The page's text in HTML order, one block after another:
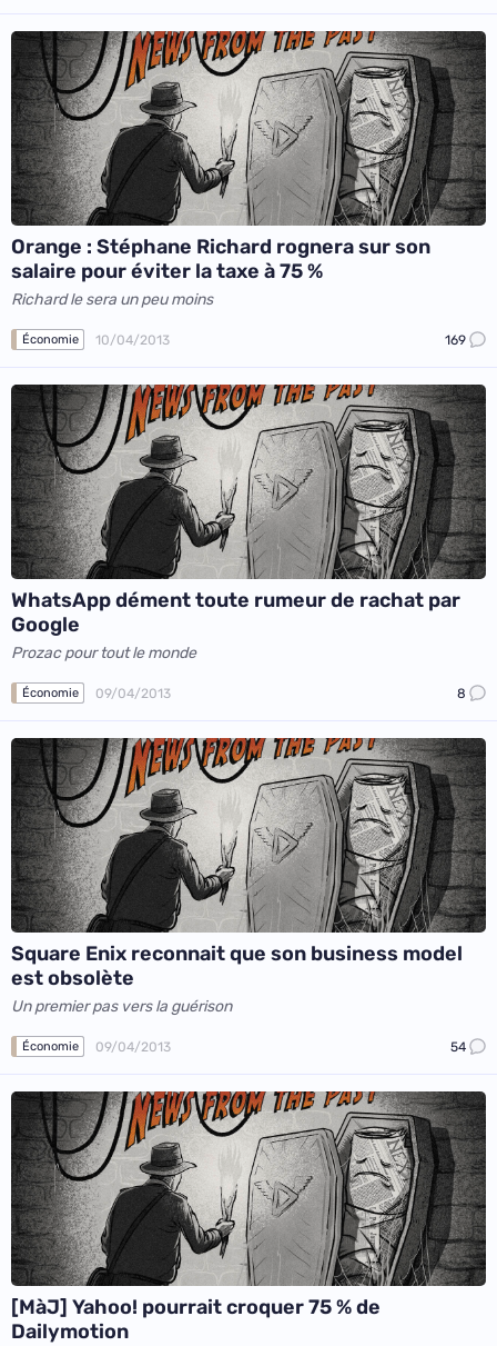
Orange : Stéphane Richard rognera sur son
salaire pour éviter la taxe à 75 %
Richard le sera un peu moins
Économie 10/04/2013 169
WhatsApp dément toute rumeur de rachat par
Google
Prozac pour tout le monde
Économie 09/04/2013 8
Square Enix reconnait que son business model
est obsolète
Un premier pas vers la guérison
Économie 09/04/2013 54
[MàJ] Yahoo! pourrait croquer 75 % de
Dailymotion